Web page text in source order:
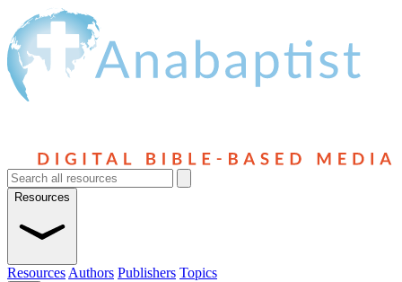
Resources
Resources Authors Publishers Topics